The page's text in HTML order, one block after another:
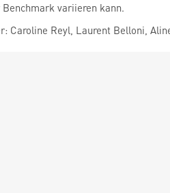
variieren kann.
Caroline Reyl, Laurent Belloni,